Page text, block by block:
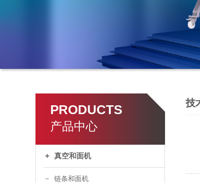
PRODUCTS
产品中心
真空和面机
链条和面机
技